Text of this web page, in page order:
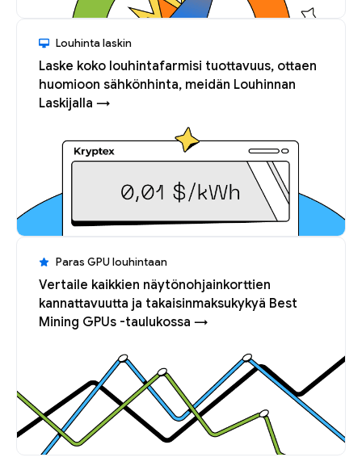
Louhinta laskin
Laske koko louhintafarmisi tuottavuus, ottaen
huomioon sähkönhinta, meidän Louhinnan
Laskijalla →
Paras GPU louhintaan
Vertaile kaikkien näytönohjainkorttien
kannattavuutta ja takaisinmaksukykyä Best
Mining GPUs -taulukossa →